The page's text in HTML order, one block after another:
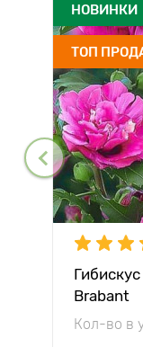
НОВИНКИ
ТОП
Brabant
Кол-во в